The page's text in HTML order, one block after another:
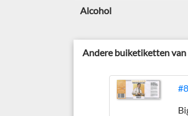
Alcohol
Andere buiketiketten van